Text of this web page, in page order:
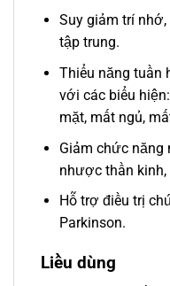
Suy giảm trí
tập trung.
Thiểu năng tuần
với các biểu
mặt, mất ngủ,
Giảm chức năng
nhược thần
Hỗ trợ điều trị
Parkinson.
Liều dùng